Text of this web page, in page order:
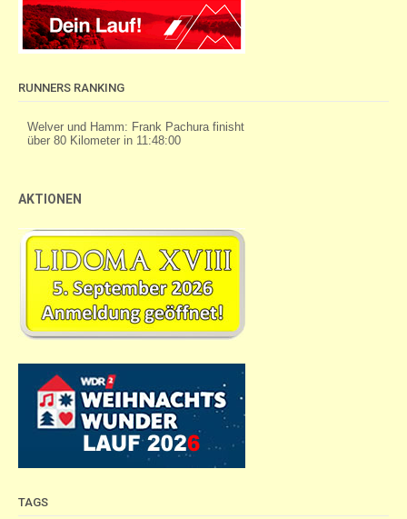
RUNNERS RANKING
AKTIONEN
TAGS